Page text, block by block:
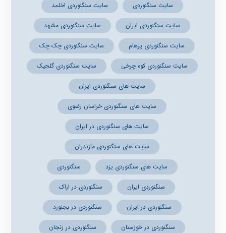
سایت سنگنوردی سایت سنگنوردی اخلمد
سایت سنگنوردی ایران سایت سنگنوردی مشهد
سایت سنگنوردی پرهام سایت سنگنوردی چک چک
سایت سنگنوردی کوه چرخی سایت سنگنوردی گلجیک
سایت های سنگنوردی ایران
سایت های سنگنوردی خراسان رضوی
سایت های سنگنوردی در ایران
سایت های سنگنوردی مازندران
سایت های سنگنوردی یزد سنگنوردی
سنگنوردی ایران سنگنوردی در اراک
سنگنوردی در ایران سنگنوردی در بجنورد
سنگنوردی در خوزستان سنگنوردی در زنجان